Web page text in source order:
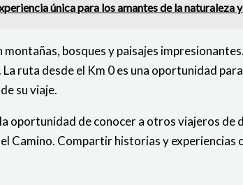
única para los amantes de la naturaleza
bosques y paisajes
ruta desde el Km 0 es una oportunidad
su viaje.
oportunidad de conocer a otros viajeros
Camino. Compartir historias y